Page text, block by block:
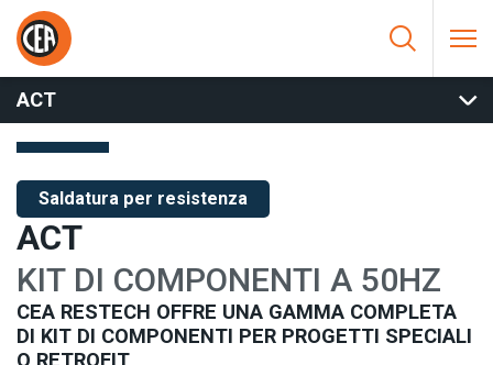
Vai al contenuto
HOME/
COMPONENTI
ACT
Saldatura per resistenza
ACT
KIT DI COMPONENTI A 50HZ
CEA RESTECH OFFRE UNA GAMMA COMPLETA
DI KIT DI COMPONENTI PER PROGETTI SPECIALI
O RETROFIT